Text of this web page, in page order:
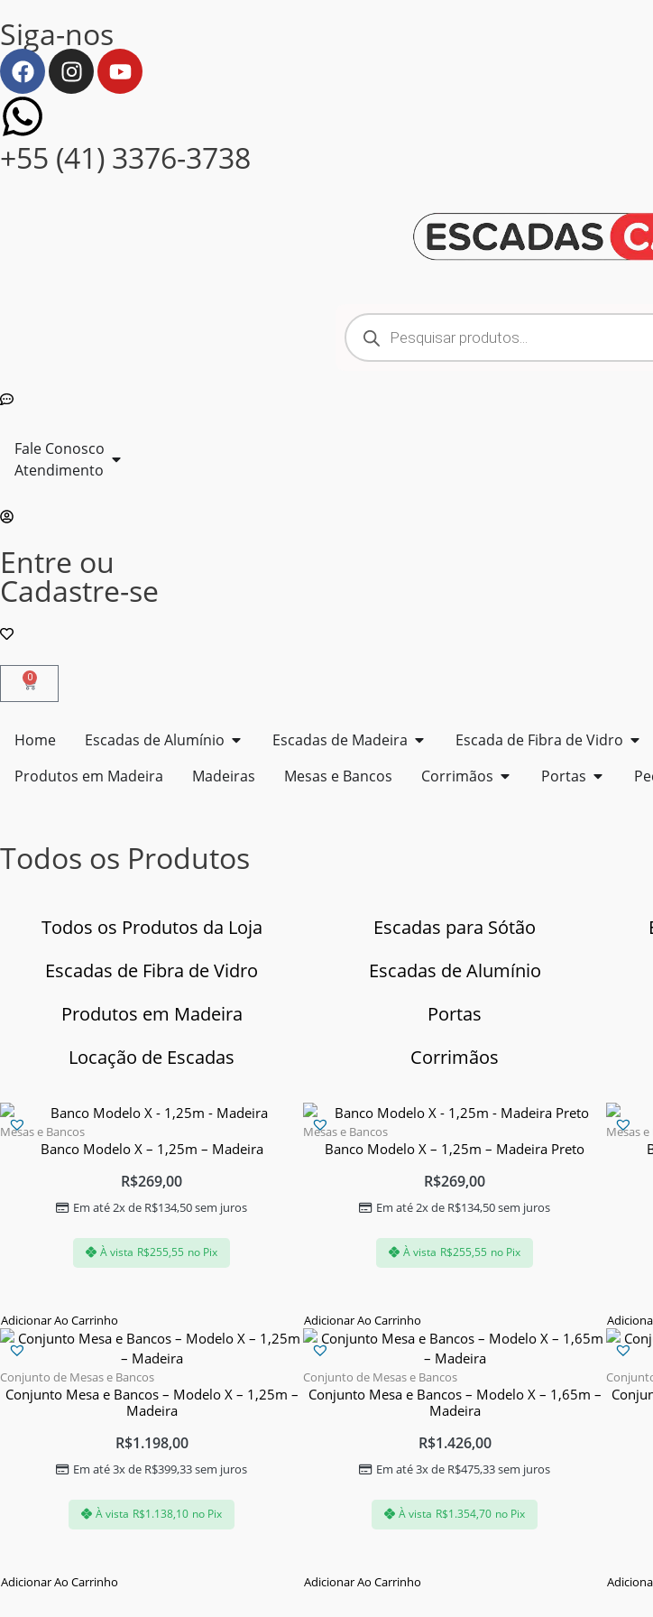
Siga-nos
+55 (41) 3376-3738
Fale Conosco
Atendimento
Entre ou
Cadastre-se
0
Home Escadas de Alumínio Escadas de Madeira Escada de Fibra de Vidro
Produtos em Madeira
Madeiras Mesas e Bancos Corrimãos Portas
Todos os Produtos
Todos os Produtos da Loja Escadas para Sótão
Escadas de Fibra de Vidro
Escadas de Alumínio
Produtos em Madeira
Portas
Locação de Escadas
Corrimãos
Mesas e Bancos
Banco Modelo X – 1,25m – Madeira
R$269,00
Em até 2x de R$134,50sem juros
À vista R$255,55 no Pix
Adicionar Ao Carrinho
Mesas e Bancos
Banco Modelo X – 1,25m – Madeira Preto
R$269,00
Em até 2x de R$134,50sem juros
À vista R$255,55 no Pix
Adicionar Ao Carrinho
Mesas
Conjunto de Mesas e Bancos
Conjunto Mesa e Bancos – Modelo X – 1,25m –
Madeira
R$1.198,00
Em até 3x de R$399,33sem juros
À vista R$1.138,10 no Pix
Adicionar Ao Carrinho
Conjunto de Mesas e Bancos
Conjunto Mesa e Bancos – Modelo X – 1,65m –
Madeira
R$1.426,00
Em até 3x de R$475,33sem juros
À vista R$1.354,70 no Pix
Adicionar Ao Carrinho